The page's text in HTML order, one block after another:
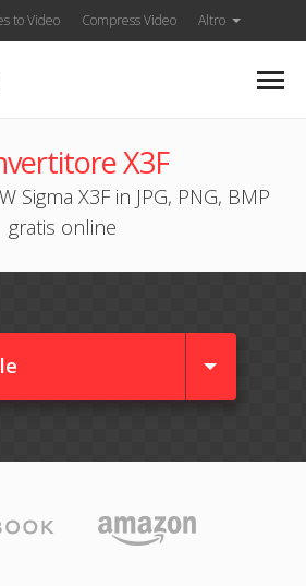
to Video Compress Video Altro
X3F
Sigma X3F in JPG, PNG, BMP
gratis online